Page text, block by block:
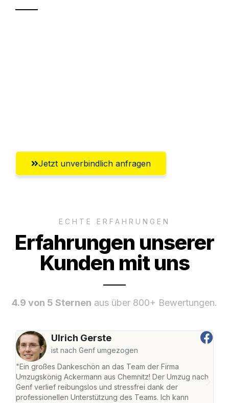
Jetzt unverbindlich anfragen
ECHTE ERFAHRUNGEN
Erfahrungen unserer
Kunden mit uns
4.9 von 5 Sternen aus über 800+ Bewertungen.
Ulrich Gerste
ist nach Genf umgezogen
"Ein großes Dankeschön an das Team der Firma
Umzugskönig Ackermann aus Chemnitz! Der Umzug nach
Genf verlief reibungslos und stressfrei dank der
professionellen Unterstützung des Teams. Ich kann